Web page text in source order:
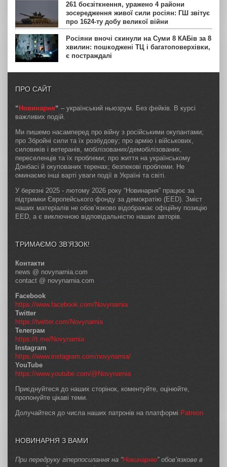
261 боєзіткнення, уражено 4 райони
зосередження живої сили росіян: ГШ звітує
про 1624-ту добу великої війни
Росіяни вночі скинули на Суми 8 КАБів за 8
хвилин: пошкоджені ТЦ і багатоповерхівки,
є постраждалі
ПРО САЙТ
“ Новинарня“ – український ньюзрум. Без фейків. В курсі
важливих подій.
Ми пишемо насамперед про війну з російськими окупантами;
про Збройні сили та їх розбудову; про армію і військових,
силовиків і ветеранів, мобілізованих/демобілізованих,
переселенців та їх проблеми; про життя на українському
Донбасі й окупованих теренах; безпекові проблеми. Не
оминаємо інші варті уваги події в Україні та світі.
У березні 2025 - лютому 2026 року “Новинарня” працює за
підтримки Європейського фонду за демократію (EED). Зміст
наших матеріалів не обов’язково відображає офіційну позицію
EED, а є виключною відповідальністю наших авторів.
ТРИМАЄМО ЗВ’ЯЗОК!
Контакти
news @ novynarnia.com
contact @ novynarnia.com
Facebook
https://www.facebook.com/Novynarnia
Twitter
https://twitter.com/Novynarnia
Телеграм
https://t.me/Novynarnia
Instagram
https://www.instagram.com/novynarnia/
YouTube
https://www.youtube.com/@Novynarnia
Приєднуйтеся до наших сторінок, коментуйте, оцінюйте,
пропонуйте цікаві теми.
Долучайтеся до числа наших патронів на платформі Patreon
НОВИНАРНЯ З ВАМИ
При передруку гіперпосилання на “Новинарню” обов’язкове в